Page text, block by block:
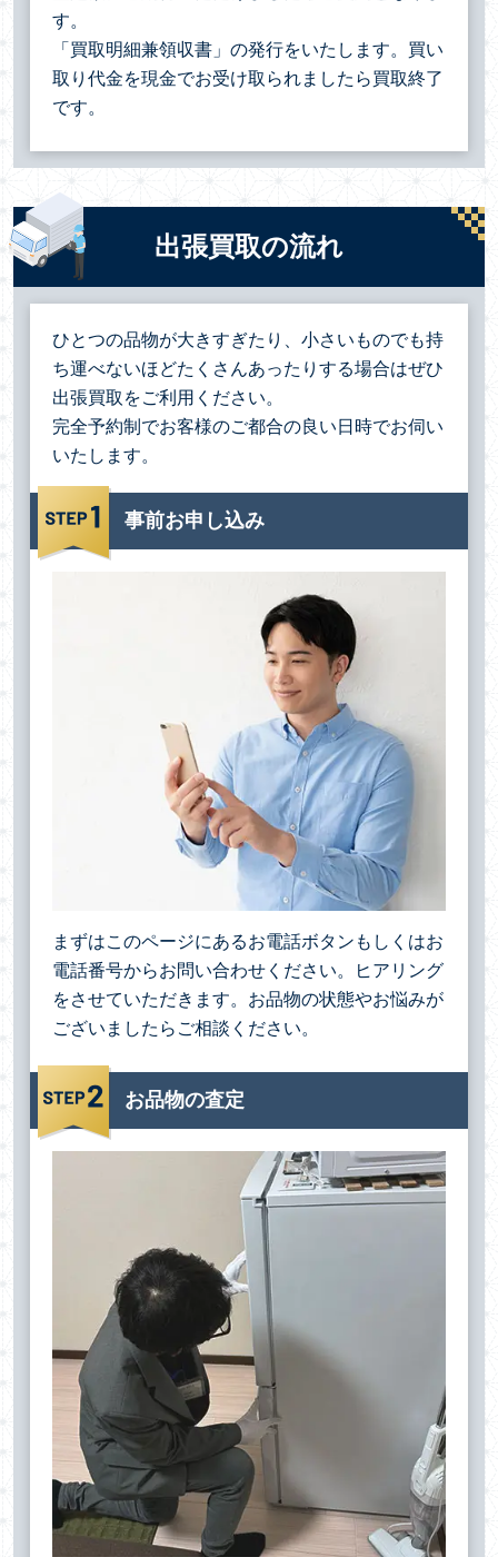
す。
「買取明細兼領収書」の発行をいたします。買い
取り代金を現金でお受け取られましたら買取終了
です。
出張買取の流れ
ひとつの品物が大きすぎたり、小さいものでも持
ち運べないほどたくさんあったりする場合はぜひ
出張買取をご利用ください。
完全予約制でお客様のご都合の良い日時でお伺い
いたします。
事前お申し込み
まずはこのページにあるお電話ボタンもしくはお
電話番号からお問い合わせください。ヒアリング
をさせていただきます。お品物の状態やお悩みが
ございましたらご相談ください。
お品物の査定